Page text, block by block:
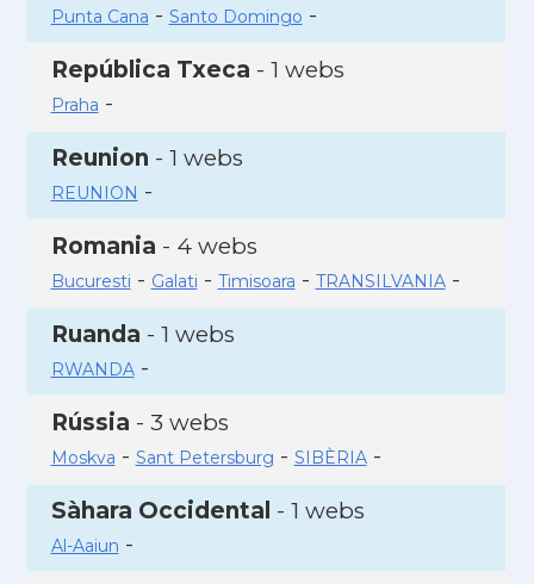
Punta Cana - Santo Domingo -
República Txeca - 1 webs
Praha -
Reunion - 1 webs
REUNION -
Romania - 4 webs
Bucuresti - Galati - Timisoara - TRANSILVANIA-
Ruanda - 1 webs
RWANDA-
Rússia - 3 webs
Moskva - Sant Petersburg - SIBÈRIA-
Sàhara Occidental - 1 webs
Al-Aaiun -